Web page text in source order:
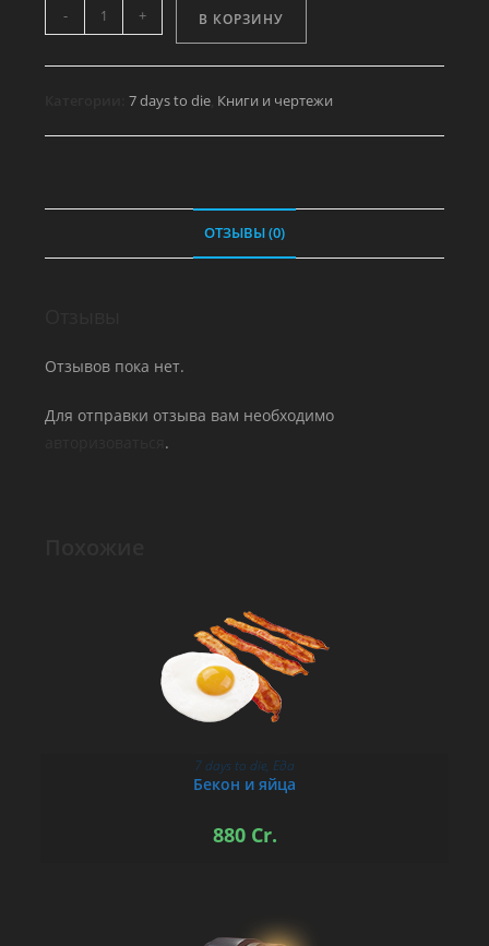
Количество
товара
Bar
- + В КОРЗИНУ
Категории:7 days to die Книги и чертежи
ОТЗЫВЫ (0)
Отзывов пока нет.
Для отправки отзыва вам необходимо
.
В КОРЗИНУ
7 days to die, Еда
Бекон и яйца
880 Cr.